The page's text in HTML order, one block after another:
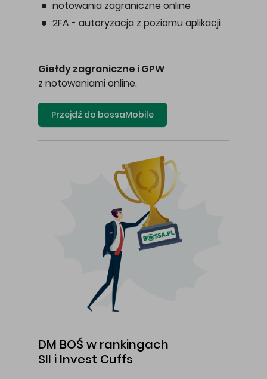
notowania zagraniczne online
2FA - autoryzacja z poziomu aplikacji
Giełdy zagraniczne i GPW
z notowaniami online.
Przejdź do bossaMobile
DM BOŚ w rankingach
SII i Invest Cuffs